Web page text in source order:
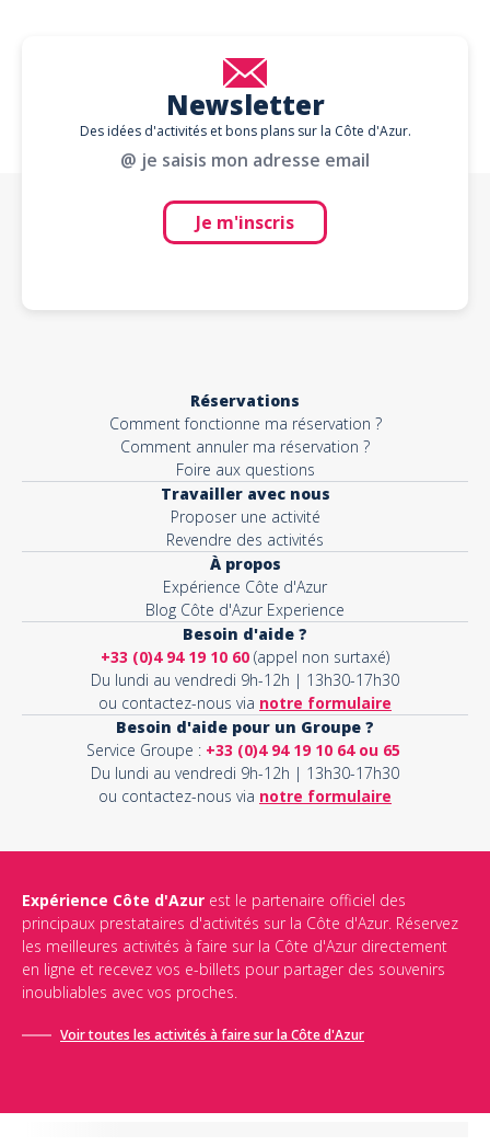
Newsletter
Des idées d'activités et bons plans sur la Côte d'Azur.
@ je saisis mon adresse email
Je m'inscris
Réservations
Comment fonctionne ma réservation ?
Comment annuler ma réservation ?
Foire aux questions
Travailler avec nous
Proposer une activité
Revendre des activités
À propos
Expérience Côte d'Azur
Blog Côte d'Azur Experience
Besoin d'aide ?
+33 (0)4 94 19 10 60 (appel non surtaxé)
Du lundi au vendredi 9h-12h | 13h30-17h30
ou contactez-nous via notre formulaire
Besoin d'aide pour un Groupe ?
Service Groupe : +33 (0)4 94 19 10 64 ou 65
Du lundi au vendredi 9h-12h | 13h30-17h30
ou contactez-nous via notre formulaire
Expérience Côte d'Azur est le partenaire officiel des
principaux prestataires d'activités sur la Côte d'Azur. Réservez
les meilleures activités à faire sur la Côte d'Azur directement
en ligne et recevez vos e-billets pour partager des souvenirs
inoubliables avec vos proches.
Voir toutes les activités à faire sur la Côte d'Azur